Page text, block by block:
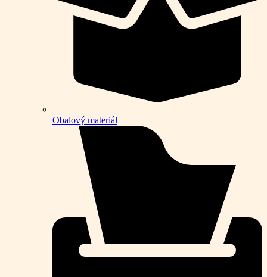
Obalový materiál